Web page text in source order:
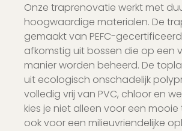
Onze traprenovatie werkt met
hoogwaardige materialen. De
gemaakt van PEFC-
afkomstig uit bossen die op een
manier worden beheerd. De
uit ecologisch onschadelijk
volledig vrij van PVC, chloor en
kies je niet alleen voor een
ook voor een milieuvriendelijke